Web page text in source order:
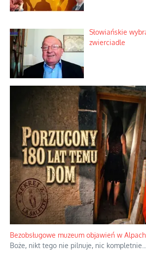
Duchowa
podróbek
Słowiańskie
zwierciadle